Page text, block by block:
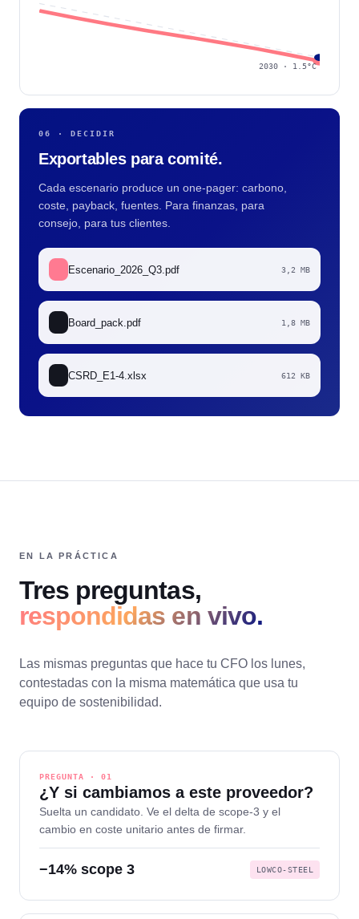
2030 · 1.5°C
06 · DECIDIR
Exportables para comité.
Cada escenario produce un one-pager: carbono,
coste, payback, fuentes. Para finanzas, para
consejo, para tus clientes.
Escenario_2026_Q3.pdf 3,2 MB
Board_pack.pdf 1,8 MB
CSRD_E1-4.xlsx 612 KB
EN LA PRÁCTICA
Tres preguntas,
respondidas en vivo.
Las mismas preguntas que hace tu CFO los lunes,
contestadas con la misma matemática que usa tu
equipo de sostenibilidad.
PREGUNTA · 01
¿Y si cambiamos a este proveedor?
Suelta un candidato. Ve el delta de scope-3 y el
cambio en coste unitario antes de firmar.
−14% scope 3 LOWCO-STEEL